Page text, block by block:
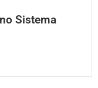
Sistema